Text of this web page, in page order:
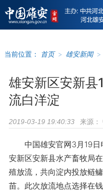
当前位置： 首页 > 雄安新闻 >
雄安新区安新
流白洋淀
2019-03-19 19:40:33 来源：
中国雄安官网3月19日
安新区安新县水产畜牧局
殖放流，共向淀内投放鲢
苗。此次放流地点选择在